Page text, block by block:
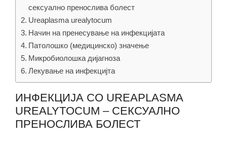
сексуално пренослива болест
Ureaplasma urealytocum
Начин на пренесување на инфекцијата
Патолошко (медицинско) значење
Микробиолошка дијагноза
Лекување на инфекцијта
ИНФЕКЦИЈА СО UREAPLASMA
UREALYTOCUM – СЕКСУАЛНО
ПРЕНОСЛИВА БОЛЕСТ